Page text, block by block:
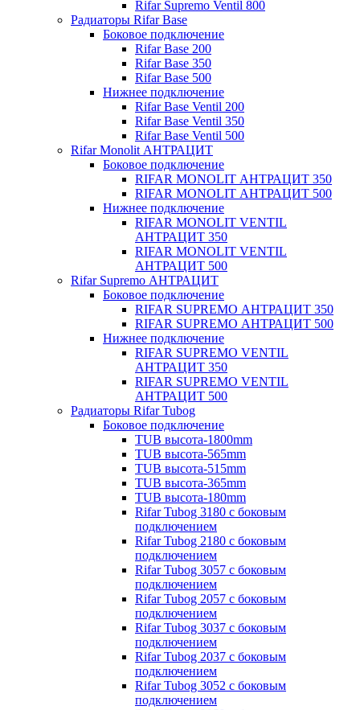
Rifar Supremo Ventil 800
Радиаторы Rifar Base
Боковое подключение
Rifar Base 200
Rifar Base 350
Rifar Base 500
Нижнее подключение
Rifar Base Ventil 200
Rifar Base Ventil 350
Rifar Base Ventil 500
Rifar Monolit АНТРАЦИТ
Боковое подключение
RIFAR MONOLIT АНТРАЦИТ 350
RIFAR MONOLIT АНТРАЦИТ 500
Нижнее подключение
RIFAR MONOLIT VENTIL
АНТРАЦИТ 350
RIFAR MONOLIT VENTIL
АНТРАЦИТ 500
Rifar Supremo АНТРАЦИТ
Боковое подключение
RIFAR SUPREMO АНТРАЦИТ 350
RIFAR SUPREMO АНТРАЦИТ 500
Нижнее подключение
RIFAR SUPREMO VENTIL
АНТРАЦИТ 350
RIFAR SUPREMO VENTIL
АНТРАЦИТ 500
Радиаторы Rifar Tubog
Боковое подключение
TUB высота-1800mm
TUB высота-565mm
TUB высота-515mm
TUB высота-365mm
TUB высота-180mm
Rifar Tubog 3180 с боковым
подключением
Rifar Tubog 2180 с боковым
подключением
Rifar Tubog 3057 с боковым
подключением
Rifar Tubog 2057 с боковым
подключением
Rifar Tubog 3037 с боковым
подключением
Rifar Tubog 2037 с боковым
подключением
Rifar Tubog 3052 с боковым
подключением